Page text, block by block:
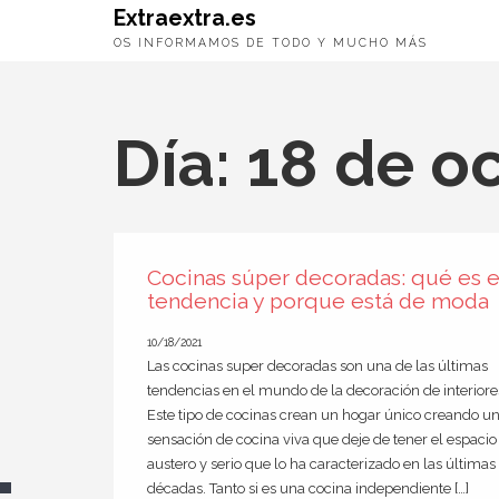
Extraextra.es
OS INFORMAMOS DE TODO Y MUCHO MÁS
Día: 18 de
Cocinas súper decoradas: qué es
tendencia y porque está de moda
10/18/2021
Las cocinas super decoradas son una de las últimas
tendencias en el mundo de la decoración de
Este tipo de cocinas crean un hogar único creando
sensación de cocina viva que deje de tener el espacio
austero y serio que lo ha caracterizado en las últimas
décadas. Tanto si es una cocina independiente […]